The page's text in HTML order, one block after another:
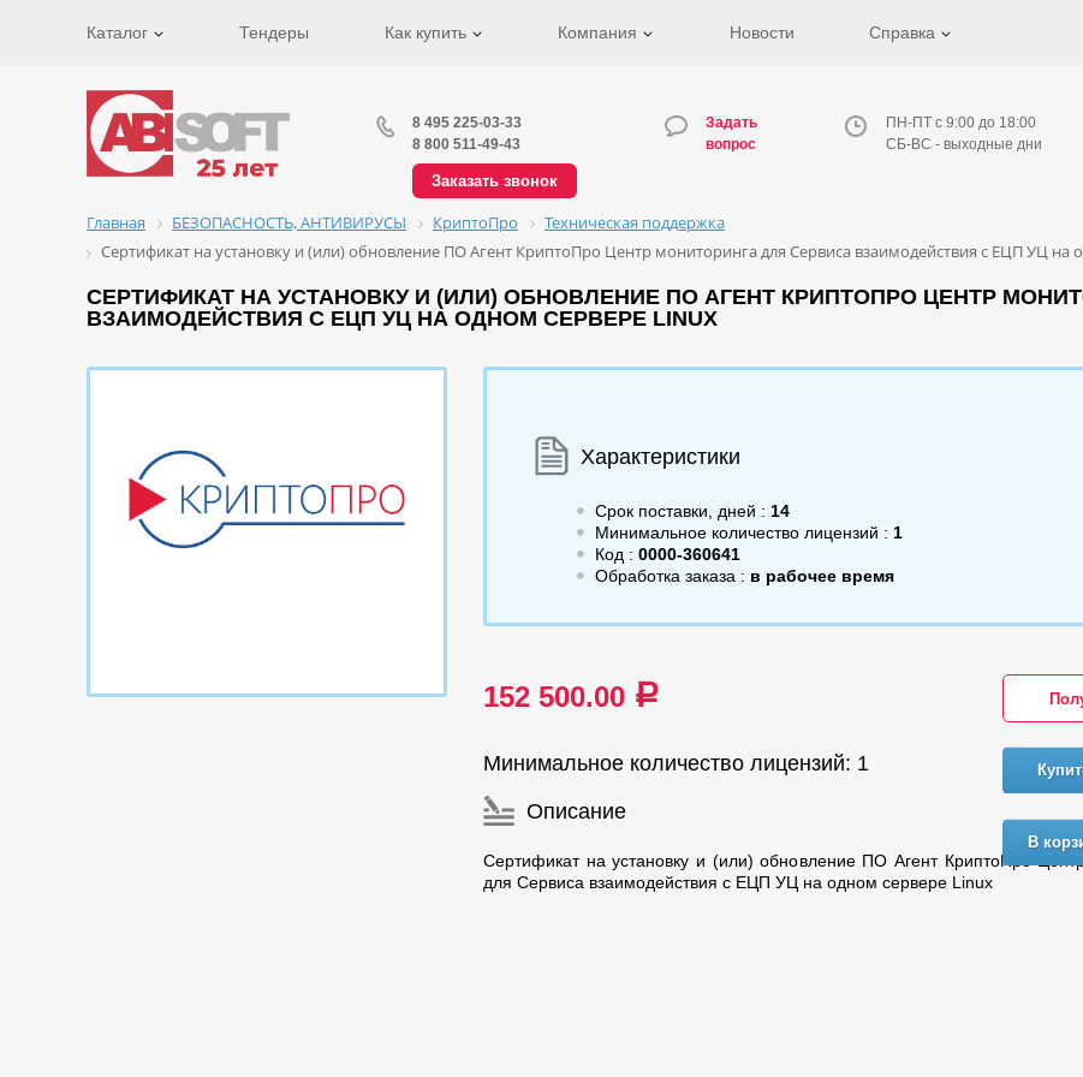
Каталог Тендеры Как купить Компания Новости Справка
8 495 225-03-33
8 800 511-49-43
Заказать звонок
Задать
вопрос
ПН-ПТ с 9:00 до 18:00
СБ-ВС - выходные дни
Главная БЕЗОПАСНОСТЬ, АНТИВИРУСЫ КриптоПро
Техническая поддержка
Сертификат на установку и (или) обновление ПО Агент КриптоПро Центр мониторинга для Сервиса взаимодействия с ЕЦП УЦ на
СЕРТИФИКАТ НА УСТАНОВКУ И (ИЛИ) ОБНОВЛЕНИЕ ПО АГЕНТ КРИПТОПРО ЦЕНТР
ВЗАИМОДЕЙСТВИЯ С ЕЦП УЦ НА ОДНОМ СЕРВЕРЕ LINUX
Характеристики
Срок поставки, дней : 14
Минимальное количество лицензий : 1
Код : 0000-360641
Обработка заказа : в рабочее время
152 500.00 a
В
Минимальное количество лицензий: 1
Описание
Сертификат на установку и (или) обновление ПО Агент КриптоПро
для Сервиса взаимодействия с ЕЦП УЦ на одном сервере Linux